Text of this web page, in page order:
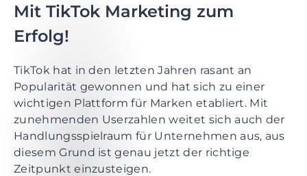
o
m
i
n
c
o
n
t
e
Mit TikTok Marketing zum
Erfolg!
TikTok hat in den letzten Jahren rasant an
Popularität gewonnen und hat sich zu einer
wichtigen Plattform für Marken etabliert. Mit
zunehmenden Userzahlen weitet sich auch der
Handlungsspielraum für Unternehmen aus, aus
diesem Grund ist genau jetzt der richtige
Zeitpunkt einzusteigen.